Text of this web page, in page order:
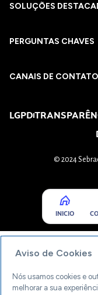
SOLUÇÕES
PERGUNTAS CHAVES​
CANAIS DE CONTATO
LGPD
© 2024
INICIO
Aviso de Cookies
Nós usamos cookies e
melhorar a sua